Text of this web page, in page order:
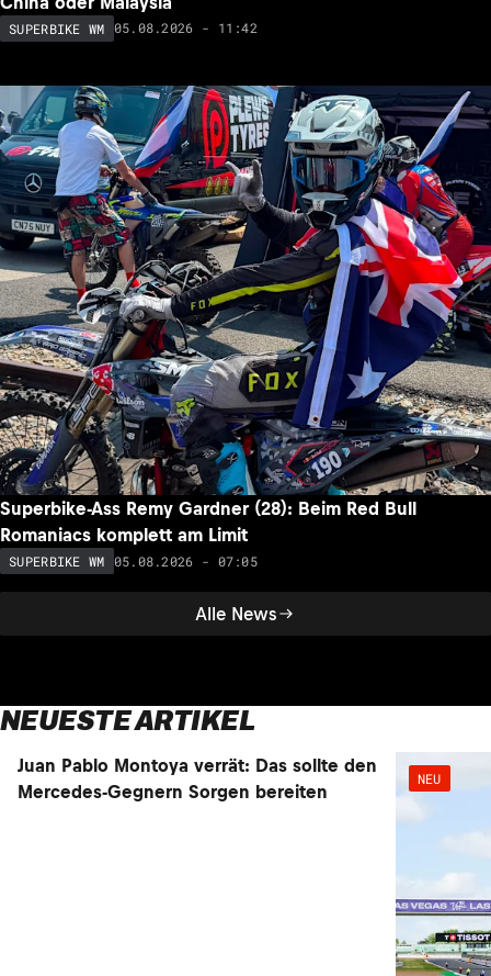
Alle News
SUPERBIKE WM 05.08.2026 - 11:42
Superbike-Ass Remy Gardner (28): Beim Red Bull
Romaniacs komplett am Limit
SUPERBIKE WM 05.08.2026 - 07:05
NEUESTE ARTIKEL
NEU